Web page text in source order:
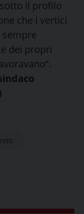
il profilo
che i vertici
dei propri